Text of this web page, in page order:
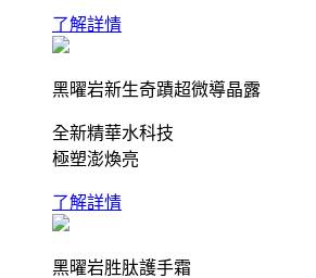
了解詳情
黑曜岩新生奇蹟超微導晶露
全新精華水科技
極塑澎煥亮
了解詳情
黑曜岩胜肽護手霜